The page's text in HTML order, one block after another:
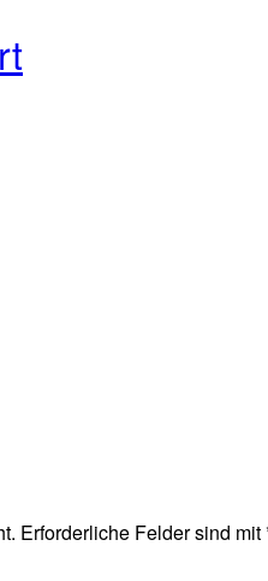
Erforderliche Felder sind mit